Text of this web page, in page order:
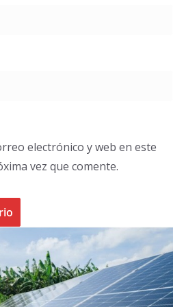
electrónico y web en este
vez que comente.